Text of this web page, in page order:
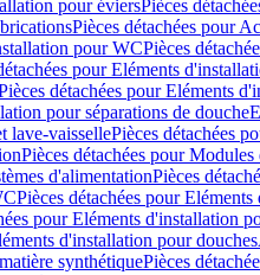
pour éviersPièces
Pièces détachées pour
pour WCPièces
pour Eléments
détachées pour Eléments
pour séparations de douche
lave-vaissellePièces détachées
Pièces détachées pour
d'alimentationPièces
Pièces détachées pour
pour Eléments d'installation
d'installation pour douches
synthétiquePièces